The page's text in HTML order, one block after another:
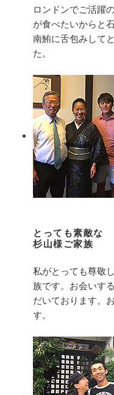
ロンドンでご活躍
が食べたいからと
南鮪に舌包みして
た。
とっても素敵な
杉山様ご家族
私がとっても尊敬
族です。お会いす
だいております。
す。